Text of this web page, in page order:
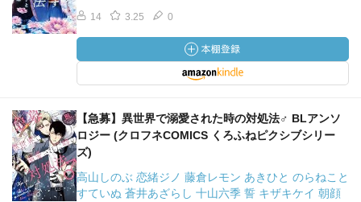
14 3.25 0
【急募】異世界で溺愛された時の対処法♂ BLアンソ
ロジー (クロフネCOMICS くろふねピクシブシリー
ズ)
高山しのぶ 恋緒ジノ 藤倉レモン あきひと のらねこと
すていぬ 蒼井あざらし 十山六季 誓 キザキケイ 朝顔